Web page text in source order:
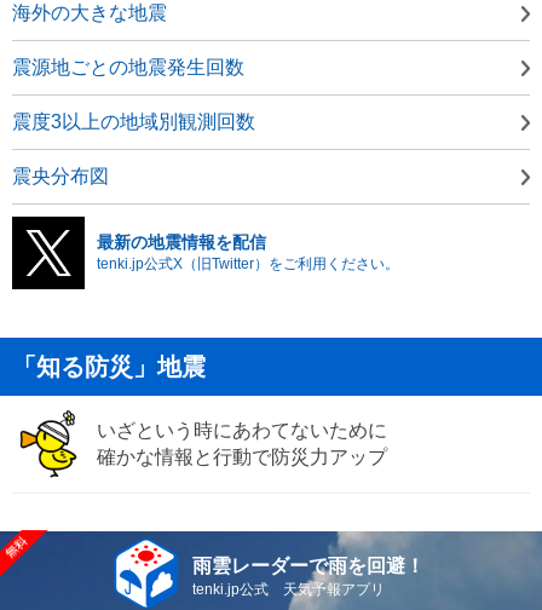
海外の大きな地震
震源地ごとの地震発生回数
震度3以上の地域別観測回数
震央分布図
最新の地震情報を配信
tenki.jp公式X（旧Twitter）をご利用ください。
「知る防災」地震
いざという時にあわてないために
確かな情報と行動で防災力アップ
雨雲レーダーで雨を回避！
tenki.jp公式 天気予報アプリ